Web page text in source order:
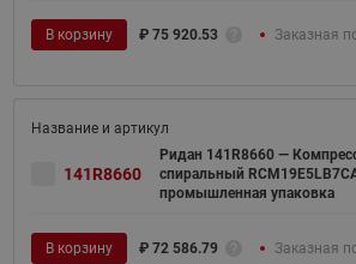
В корзину ₽ 75 920.53 Заказная
141R8660
Ридан 141R8660 —
спиральный
промышленная упаковка
В корзину ₽ 72 586.79 Заказная